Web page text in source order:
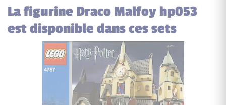
La figurine Draco Malfoy hp053
est disponible dans ces sets